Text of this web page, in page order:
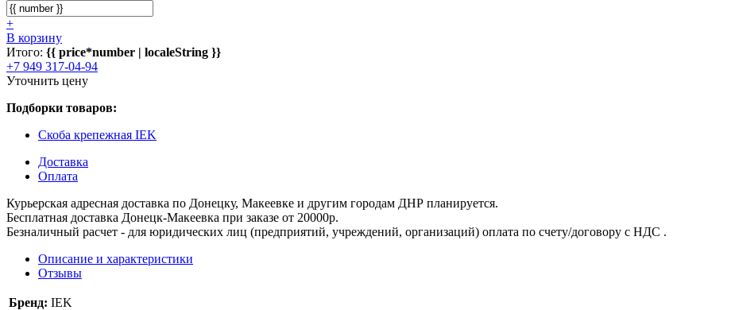
+
В корзину
Итого: {{ price*number | localeString }}
+7 949 317-04-94
Уточнить цену
Подборки товаров:
Скоба крепежная IEK
Доставка
Оплата
Курьерская адресная доставка по Донецку, Макеевке и другим городам ДНР планируется.
Бесплатная доставка Донецк-Макеевка при заказе от 20000р.
Безналичный расчет - для юридических лиц (предприятий, учреждений, организаций) оплата по счету/договору с НДС .
Описание и характеристики
Отзывы
Бренд: IEK